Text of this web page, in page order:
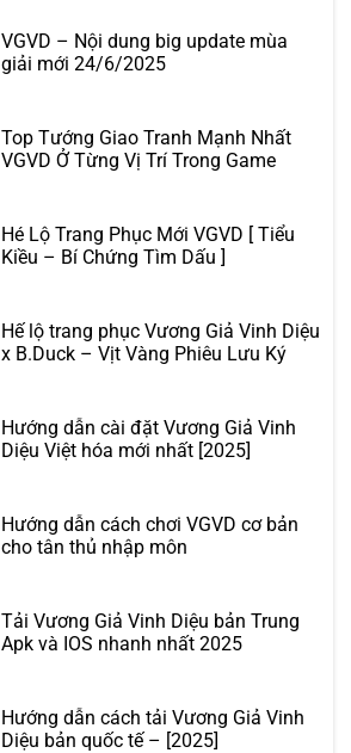
VGVD – Nội dung big update mùa
giải mới 24/6/2025
Top Tướng Giao Tranh Mạnh Nhất
VGVD Ở Từng Vị Trí Trong Game
Hé Lộ Trang Phục Mới VGVD [ Tiểu
Kiều – Bí Chứng Tìm Dấu ]
Hế lộ trang phục Vương Giả Vinh Diệu
x B.Duck – Vịt Vàng Phiêu Lưu Ký
Hướng dẫn cài đặt Vương Giả Vinh
Diệu Việt hóa mới nhất [2025]
Hướng dẫn cách chơi VGVD cơ bản
cho tân thủ nhập môn
Tải Vương Giả Vinh Diệu bản Trung
Apk và IOS nhanh nhất 2025
Hướng dẫn cách tải Vương Giả Vinh
Diệu bản quốc tế – [2025]